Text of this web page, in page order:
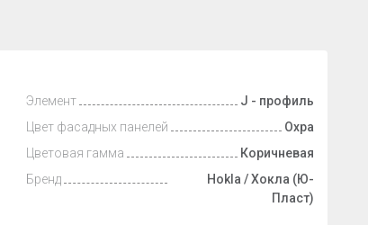
Элемент
J - профиль
Цвет фасадных панелей
Охра
Цветовая гамма
Коричневая
Бренд
Hokla / Хокла (Ю-
Пласт)